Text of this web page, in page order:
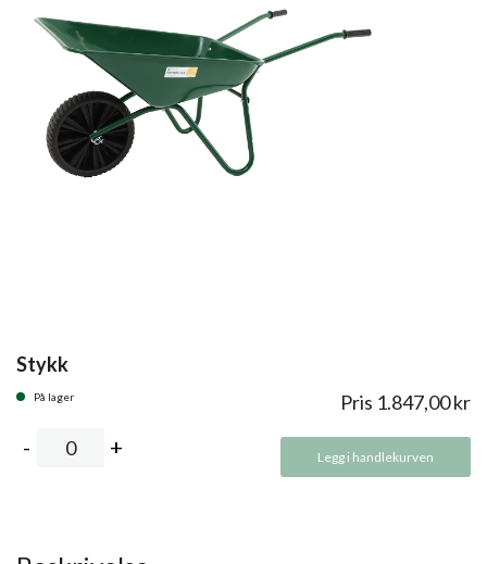
Stykk
På lager Pris 1.847,00kr
Legg i handlekurven